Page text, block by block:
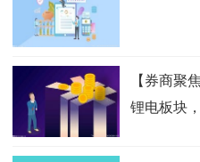
【券商聚
锂电板块